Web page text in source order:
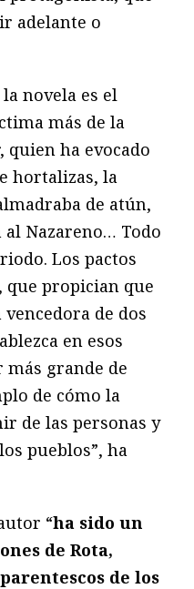
adelante o
novela es el
más de la
quien ha evocado
hortalizas, la
de atún,
Nazareno… Todo
Los pactos
propician que
de dos
en esos
grande de
de cómo la
de las personas y
pueblos”, ha
“ha sido un
de Rota,
de los